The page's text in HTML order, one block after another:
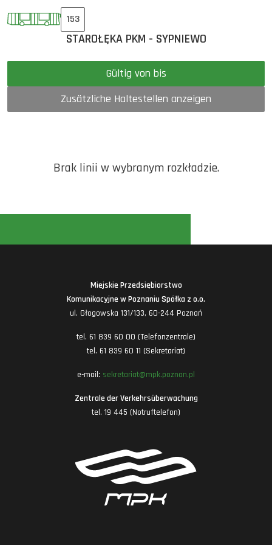
153
STAROŁĘKA PKM - SYPNIEWO
Gültig von bis
Zusätzliche Haltestellen anzeigen
Brak linii w wybranym rozkładzie.
Miejskie Przedsiębiorstwo
Komunikacyjne w Poznaniu Spółka z o.o.
ul. Głogowska 131/133, 60-244 Poznań
tel. 61 839 60 00 (Telefonzentrale)
tel. 61 839 60 11 (Sekretariat)
e-mail: sekretariat@mpk.poznan.pl
Zentrale der Verkehrsüberwachung
tel. 19 445 (Notruftelefon)